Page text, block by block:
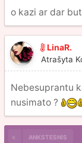
o kazi ar dar
LinaR.
Atrašyta
Nebesuprantu
nusimato ?
ANKSTESNIS